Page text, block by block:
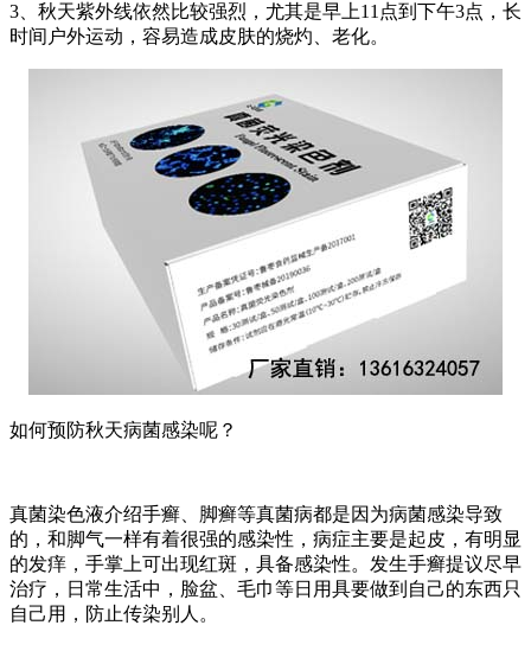
3、秋天紫外线依然比较强烈，尤其是早上11点到下午3点，长
时间户外运动，容易造成皮肤的烧灼、老化。
如何预防秋天病菌感染呢？
真菌染色液介绍手癣、脚癣等真菌病都是因为病菌感染导致
的，和脚气一样有着很强的感染性，病症主要是起皮，有明显
的发痒，手掌上可出现红斑，具备感染性。发生手癣提议尽早
治疗，日常生活中，脸盆、毛巾等日用具要做到自己的东西只
自己用，防止传染别人。